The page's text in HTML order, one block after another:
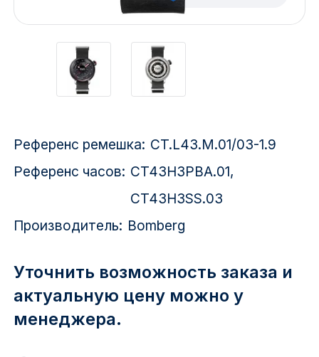
1 Мая
1 Поселок
2-я Смирновка
3-й Участок
Референс ремешка: CT.L43.M.01/03-1.9
Референс часов: CT43H3PBA.01,
CT43H3SS.03
Производитель: Bomberg
Уточнить возможность заказа и
актуальную цену можно у
менеджера.